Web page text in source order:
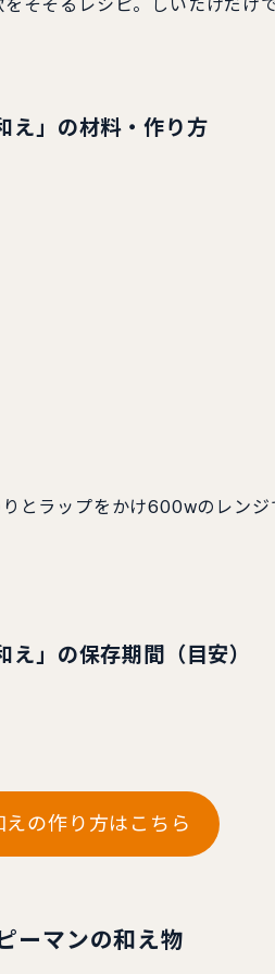
そそるレシピ。しいたけだけ
え」の材料・作り方
とラップをかけ600wのレン
え」の保存期間（目安）
の作り方はこちら
ーマンの和え物